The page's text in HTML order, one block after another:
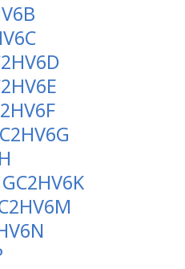
GC2HV6K